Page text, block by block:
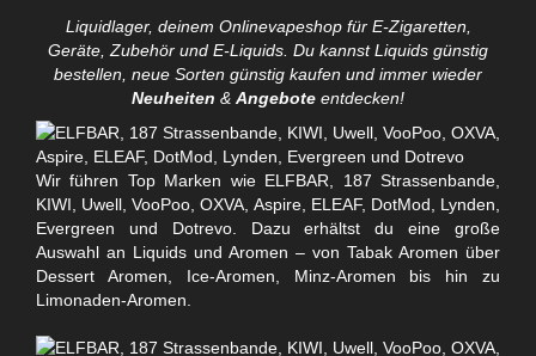
Liquidlager, deinem Onlinevapeshop für E-Zigaretten,
Geräte, Zubehör und E-Liquids. Du kannst Liquids günstig
bestellen, neue Sorten günstig kaufen und immer wieder
Neuheiten & Angebote entdecken!
Wir führen Top Marken wie ELFBAR, 187 Strassenbande,
KIWI, Uwell, VooPoo, OXVA, Aspire, ELEAF, DotMod, Lynden,
Evergreen und Dotrevo. Dazu erhältst du eine große
Auswahl an Liquids und Aromen – von Tabak Aromen über
Dessert Aromen, Ice-Aromen, Minz-Aromen bis hin zu
Limonaden-Aromen.